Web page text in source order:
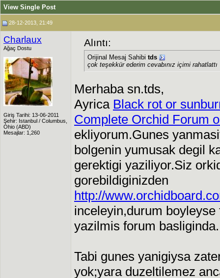
View Single Post
28-12-2013, 21:49
Charlaux
Ağaç Dostu
Giriş Tarihi: 13-06-2011
Şehir: Istanbul / Columbus,
Ohio (ABD)
Mesajlar: 1,260
Alıntı:
Orijinal Mesaj Sahibi tds
çok teşekkür ederim cevabınız içimi rahatlattı
Merhaba sn.tds,
Ayrica Black rot or
Complete Orchid Forum
ekliyorum.Gunes
bolgenin yumusak degil
gerektigi yaziliyor.Siz
gorebildiginizden
http://
inceleyin,durum
yazilmis forum basliginda.
Tabi gunes yanigiysa
yok;yara duzeltilemez